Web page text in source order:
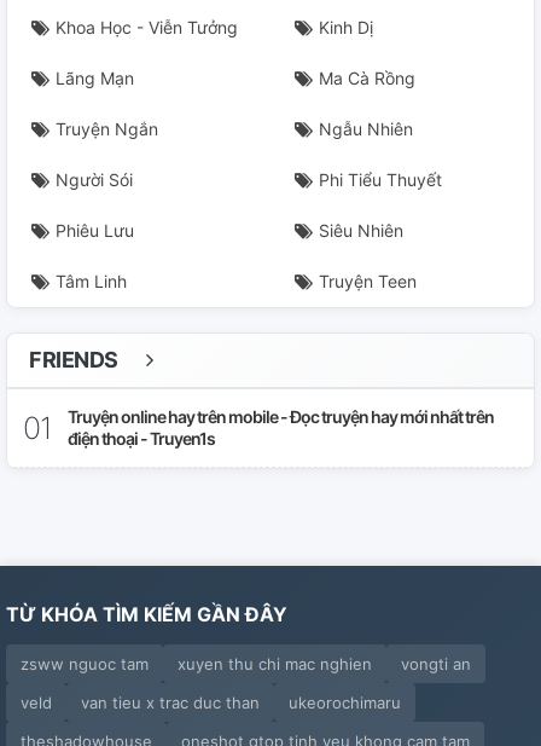
Khoa Học - Viễn Tưởng Kinh Dị
Lãng Mạn Ma Cà Rồng
Truyện Ngắn Ngẫu Nhiên
Người Sói Phi Tiểu Thuyết
Phiêu Lưu Siêu Nhiên
Tâm Linh Truyện Teen
FRIENDS
Truyện online hay trên mobile - Đọc truyện hay mới nhất trên
điện thoại - Truyen1s
TỪ KHÓA TÌM KIẾM GẦN ĐÂY
zsww nguoc tam xuyen thu chi mac nghien
vongti an
veld
van tieu x trac duc than
ukeorochimaru
theshadowhouse
oneshot gtop tinh yeu khong cam tam